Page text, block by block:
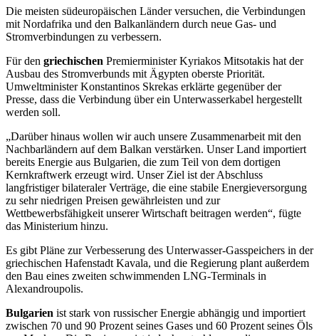
Die meisten südeuropäischen Länder versuchen, die Verbindungen
mit Nordafrika und den Balkanländern durch neue Gas- und
Stromverbindungen zu verbessern.
Für den griechischen Premierminister Kyriakos Mitsotakis hat der
Ausbau des Stromverbunds mit Ägypten oberste Priorität.
Umweltminister Konstantinos Skrekas erklärte gegenüber der
Presse, dass die Verbindung über ein Unterwasserkabel hergestellt
werden soll.
„Darüber hinaus wollen wir auch unsere Zusammenarbeit mit den
Nachbarländern auf dem Balkan verstärken. Unser Land importiert
bereits Energie aus Bulgarien, die zum Teil von dem dortigen
Kernkraftwerk erzeugt wird. Unser Ziel ist der Abschluss
langfristiger bilateraler Verträge, die eine stabile Energieversorgung
zu sehr niedrigen Preisen gewährleisten und zur
Wettbewerbsfähigkeit unserer Wirtschaft beitragen werden“, fügte
das Ministerium hinzu.
Es gibt Pläne zur Verbesserung des Unterwasser-Gasspeichers in der
griechischen Hafenstadt Kavala, und die Regierung plant außerdem
den Bau eines zweiten schwimmenden LNG-Terminals in
Alexandroupolis.
Bulgarien ist stark von russischer Energie abhängig und importiert
zwischen 70 und 90 Prozent seines Gases und 60 Prozent seines Öls